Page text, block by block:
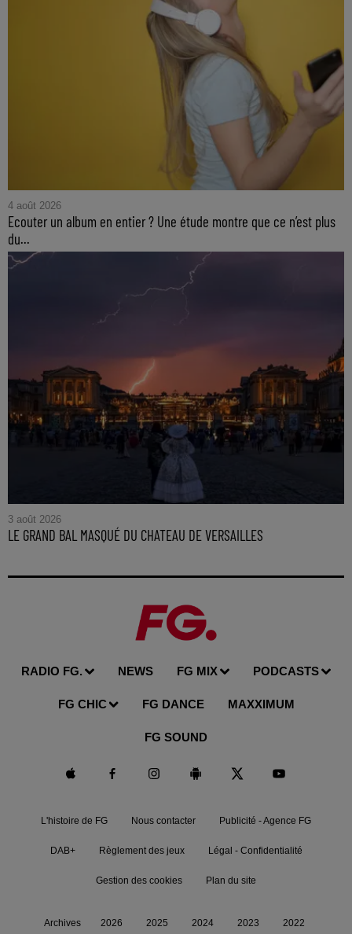
4 août 2026
Ecouter un album en entier ? Une étude montre que ce n’est plus
du...
3 août 2026
LE GRAND BAL MASQUÉ DU CHATEAU DE VERSAILLES
RADIO FG. NEWS FG MIX PODCASTS
FG CHIC FG DANCE MAXXIMUM
FG SOUND
L'histoire de FG Nous contacter Publicité - Agence FG
DAB+ Règlement des jeux Légal - Confidentialité
Gestion des cookies Plan du site
Archives 2026 2025 2024 2023 2022